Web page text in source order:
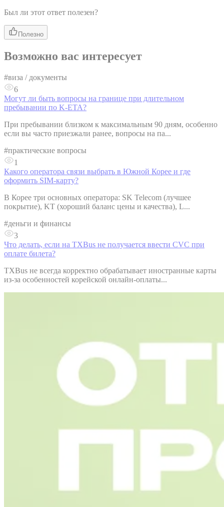
Был ли этот ответ полезен?
Полезно
Возможно вас интересует
#виза / документы
6
Могут ли быть вопросы на границе при длительном
пребывании по K-ETA?
При пребывании близком к максимальным 90 дням, особенно
если вы часто приезжали ранее, вопросы на па...
#практические вопросы
1
Какого оператора связи выбрать в Южной Корее и где
оформить SIM-карту?
В Корее три основных оператора: SK Telecom (лучшее
покрытие), KT (хороший баланс цены и качества), L...
#деньги и финансы
3
Что делать, если на TXBus не получается ввести CVC при
оплате билета?
TXBus не всегда корректно обрабатывает иностранные карты
из-за особенностей корейской онлайн-оплаты...